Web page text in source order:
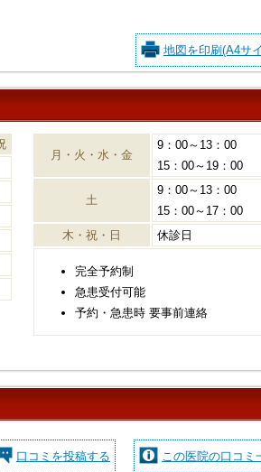
地図を印刷(A4サ
月・火・水・金
9：00～13：00
15：00～19：00
土
9：00～13：00
15：00～17：00
木・祝・日
休診日
完全予約制
急患受付可能
予約・急患時 要事前連絡
この医院の口コミ
口コミを投稿する